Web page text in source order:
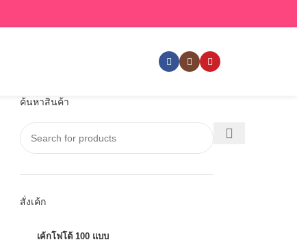
ค้นหาสินค้า
สั่งเค้ก
เค้กโฟโต้ 100 แบบ